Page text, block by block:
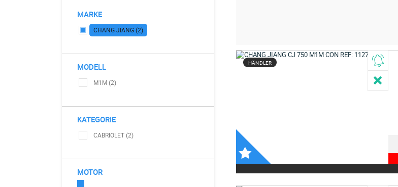
MARKE
CHANG JIANG (2)
MODELL
M1M (2)
KATEGORIE
CABRIOLET (2)
MOTOR
HÄNDLER